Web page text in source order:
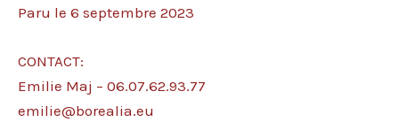
Paru le 6 septembre 2023
CONTACT:
Emilie Maj – 06.07.62.93.77
emilie@borealia.eu